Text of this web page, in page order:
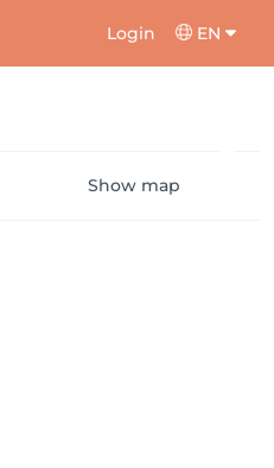
Login EN
Show map